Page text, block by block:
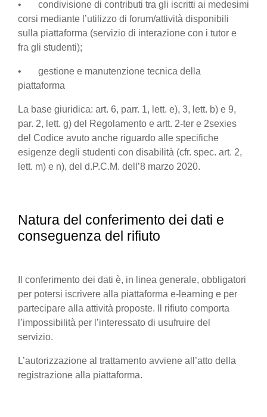
• condivisione di contributi tra gli iscritti ai medesimi
corsi mediante l’utilizzo di forum/attività disponibili
sulla piattaforma (servizio di interazione con i tutor e
fra gli studenti);
• gestione e manutenzione tecnica della
piattaforma
La base giuridica: art. 6, parr. 1, lett. e), 3, lett. b) e 9,
par. 2, lett. g) del Regolamento e artt. 2-ter e 2sexies
del Codice avuto anche riguardo alle specifiche
esigenze degli studenti con disabilità (cfr. spec. art. 2,
lett. m) e n), del d.P.C.M. dell’8 marzo 2020.
Natura del conferimento dei dati e
conseguenza del rifiuto
Il conferimento dei dati è, in linea generale, obbligatori
per potersi iscrivere alla piattaforma e-learning e per
partecipare alla attività proposte. Il rifiuto comporta
l’impossibilità per l’interessato di usufruire del
servizio.
L’autorizzazione al trattamento avviene all’atto della
registrazione alla piattaforma.